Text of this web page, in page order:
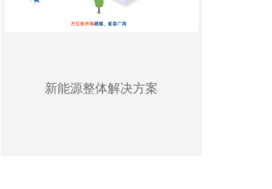
新能源整体解决方案